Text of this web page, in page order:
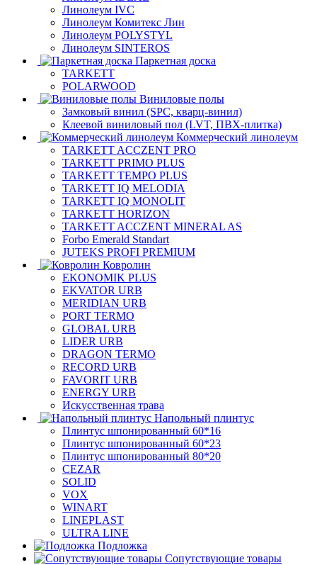
Линолеум IVC
Линолеум Комитекс Лин
Линолеум POLYSTYL
Линолеум SINTEROS
Паркетная доска
TARKETT
POLARWOOD
Виниловые полы
Замковый винил (SPC, кварц-винил)
Клеевой виниловый пол (LVT, ПВХ-плитка)
Коммерческий линолеум
TARKETT ACCZENT PRO
TARKETT PRIMO PLUS
TARKETT TEMPO PLUS
TARKETT IQ MELODIA
TARKETT IQ MONOLIT
TARKETT HORIZON
TARKETT ACCZENT MINERAL AS
Forbo Emerald Standart
JUTEKS PROFI PREMIUM
Ковролин
EKONOMIK PLUS
EKVATOR URB
MERIDIAN URB
PORT TERMO
GLOBAL URB
LIDER URB
DRAGON TERMO
RECORD URB
FAVORIT URB
ENERGY URB
Искусственная трава
Напольный плинтус
Плинтус шпонированный 60*16
Плинтус шпонированный 60*23
Плинтус шпонированный 80*20
CEZAR
SOLID
VOX
WINART
LINEPLAST
ULTRA LINE
Подложка
Сопутствующие товары